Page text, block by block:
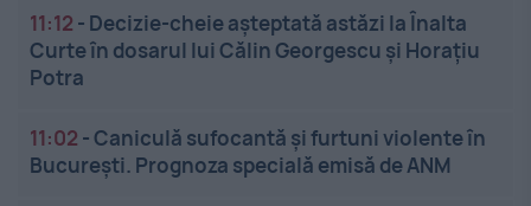
11:12 - Decizie-cheie așteptată astăzi la Înalta
Curte în dosarul lui Călin Georgescu și Horațiu
Potra
11:02 -Caniculă sufocantă și furtuni violente în
București. Prognoza specială emisă de ANM